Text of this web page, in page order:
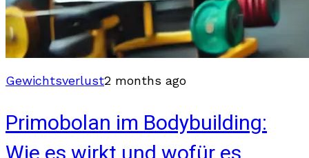
Gewichtsverlust2 months ago
Primobolan im Bodybuilding: